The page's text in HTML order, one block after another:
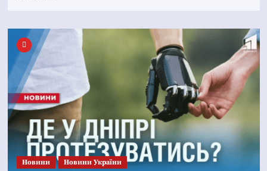
Новини Новини України